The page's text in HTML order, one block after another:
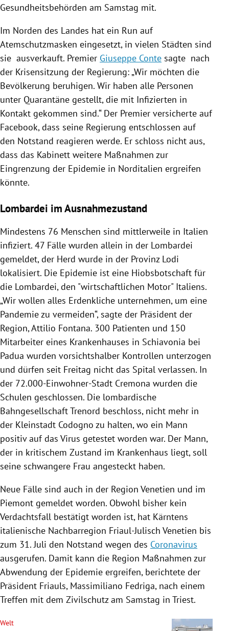
Gesundheitsbehörden am Samstag mit.
Im Norden des Landes hat ein Run auf
Atemschutzmasken eingesetzt, in vielen Städten sind
sie ausverkauft. Premier Giuseppe Conte sagte nach
der Krisensitzung der Regierung: „Wir möchten die
Bevölkerung beruhigen. Wir haben alle Personen
unter Quarantäne gestellt, die mit Infizierten in
Kontakt gekommen sind.“ Der Premier versicherte auf
Facebook, dass seine Regierung entschlossen auf
den Notstand reagieren werde. Er schloss nicht aus,
dass das Kabinett weitere Maßnahmen zur
Eingrenzung der Epidemie in Norditalien ergreifen
könnte.
Lombardei im Ausnahmezustand
Mindestens 76 Menschen sind mittlerweile in Italien
infiziert. 47 Fälle wurden allein in der Lombardei
gemeldet, der Herd wurde in der Provinz Lodi
lokalisiert. Die Epidemie ist eine Hiobsbotschaft für
die Lombardei, den "wirtschaftlichen Motor" Italiens.
„Wir wollen alles Erdenkliche unternehmen, um eine
Pandemie zu vermeiden“, sagte der Präsident der
Region,Attilio Fontana. 300 Patienten und 150
Mitarbeiter eines Krankenhauses in Schiavonia bei
Padua wurden vorsichtshalber Kontrollen unterzogen
und dürfen seit Freitag nicht das Spital verlassen. In
der 72.000-Einwohner-Stadt Cremona wurden die
Schulen geschlossen. Die lombardische
Bahngesellschaft Trenord beschloss, nicht mehr in
der Kleinstadt Codogno zu halten, wo ein Mann
positiv auf das Virus getestet worden war. Der Mann,
der in kritischem Zustand im Krankenhaus liegt, soll
seine schwangere Frau angesteckt haben.
Neue Fälle sind auch in der Region Venetien und im
Piemont gemeldet worden. Obwohl bisher kein
Verdachtsfall bestätigt worden ist, hat Kärntens
italienische Nachbarregion Friaul-Julisch Venetien bis
zum 31. Juli den Notstand wegen des Coronavirus
ausgerufen. Damit kann die Region Maßnahmen zur
Abwendung der Epidemie ergreifen, berichtete der
Präsident Friauls, Massimiliano Fedriga, nach einem
Treffen mit dem Zivilschutz am Samstag in Triest.
Welt